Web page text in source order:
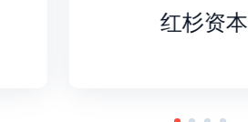
红杉资本